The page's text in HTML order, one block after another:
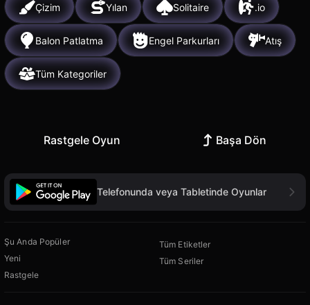
Çizim Yılan Solitaire .io
Balon Patlatma Engel Parkurları Atış
Tüm Kategoriler
Rastgele Oyun Başa Dön
Telefonunda veya Tabletinde Oyunlar
Şu Anda Popüler
Yeni
Rastgele
Tüm Etiketler
Tüm Seriler